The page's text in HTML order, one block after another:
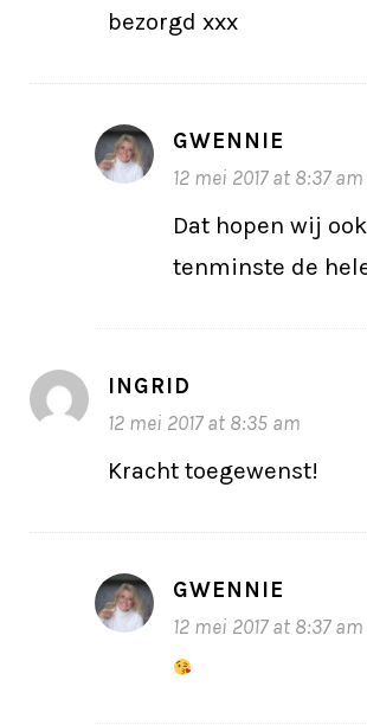
bezorgd xxx
GWENNIE
12 mei 2017 at 8:37 am
Dat hopen wij
tenminste de
INGRID
12 mei 2017 at 8:35 am
Kracht toegewenst!
GWENNIE
12 mei 2017 at 8:37 am